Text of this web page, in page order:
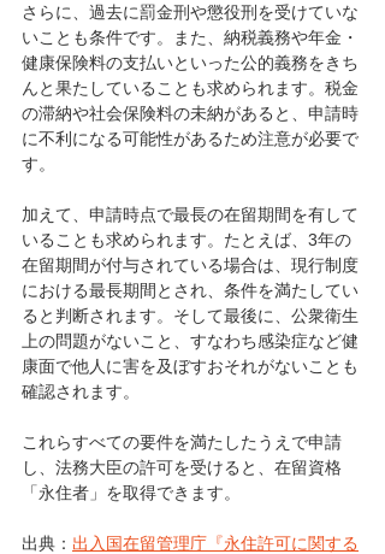
さらに、過去に罰金刑や懲役刑を受けていな
いことも条件です。また、納税義務や年金・
健康保険料の支払いといった公的義務をきち
んと果たしていることも求められます。税金
の滞納や社会保険料の未納があると、申請時
に不利になる可能性があるため注意が必要で
す。
加えて、申請時点で最長の在留期間を有して
いることも求められます。たとえば、3年の
在留期間が付与されている場合は、現行制度
における最長期間とされ、条件を満たしてい
ると判断されます。そして最後に、公衆衛生
上の問題がないこと、すなわち感染症など健
康面で他人に害を及ぼすおそれがないことも
確認されます。
これらすべての要件を満たしたうえで申請
し、法務大臣の許可を受けると、在留資格
「永住者」を取得できます。
出典： 出入国在留管理庁『永住許可に関する